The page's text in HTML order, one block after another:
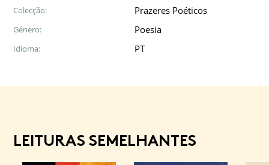
Colecção: Prazeres Poéticos
Género: Poesia
Idioma: PT
LEITURAS SEMELHANTES